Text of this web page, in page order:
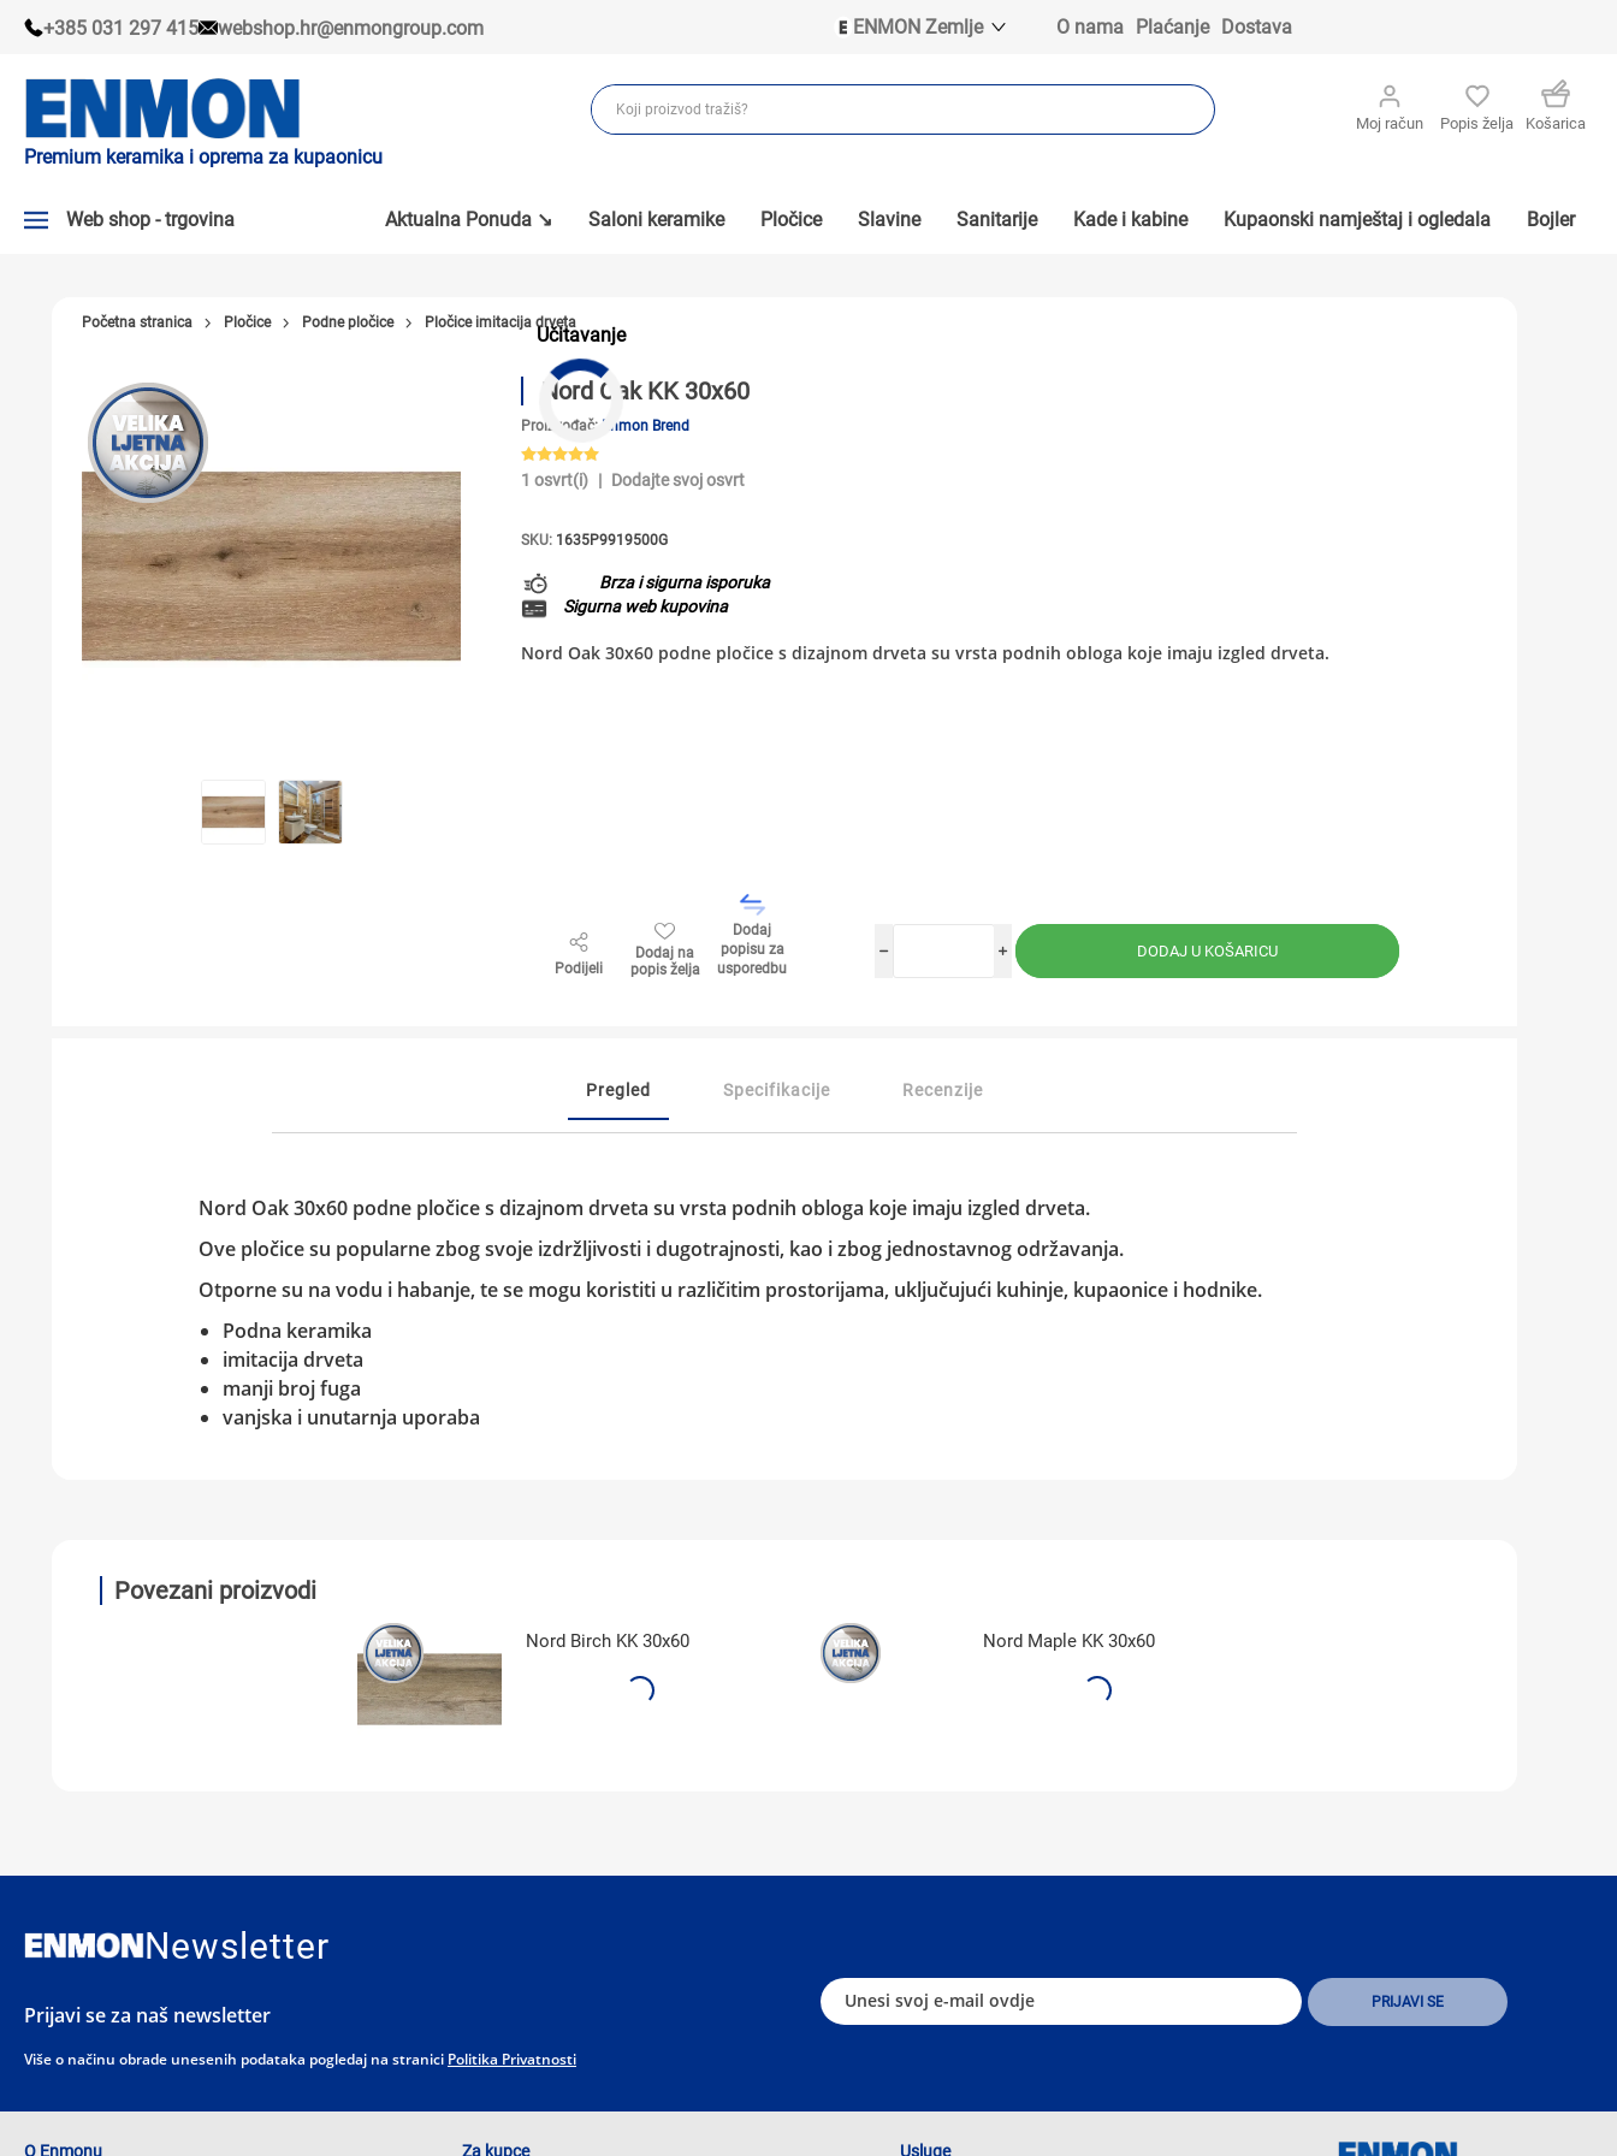
+385 031 297 415 webshop.hr@enmongroup.com
ENMON Zemlje
ENMON BIH
ENMON MKD
O nama Plaćanje Dostava
Premium keramika i oprema za kupaonicu
Moj račun Popis želja Košarica
Web shop - trgovina
SLAVINE
KADE I KABINE
SANITARIJE
TUŠEVI
BOJLER
KUPAONSKI NAMJEŠTAJ I OGLEDALA
Aktualna Ponuda ↘ Saloni keramike Pločice Slavine Sanitarije Kade i kabine Kupaonski namještaj i ogledala Bojler
Učitavanje
Početna stranica Pločice Podne pločice Pločice imitacija drveta
Nord Oak KK 30x60
Proizvođač: Enmon Brend
1 osvrt(i) | Dodajte svoj osvrt
SKU: 1635P9919500G
Brza i sigurna isporuka
Sigurna web kupovina
Nord Oak 30x60 podne pločice s dizajnom drveta su vrsta podnih obloga koje imaju izgled drveta.
Podijeli
Dodaj na
popis želja
Dodaj
popisu za
usporedbu
i
h
Pregled Specifikacije Recenzije
Nord Oak 30x60podne pločice s dizajnom drveta su vrsta podnih obloga koje imaju izgled drveta.
Ove pločice su popularne zbog svoje izdržljivosti i dugotrajnosti, kao i zbog jednostavnog održavanja.
Otporne su na vodu i habanje, te se mogu koristiti u različitim prostorijama, uključujući kuhinje, kupaonice i hodnike.
Podna keramika
imitacija drveta
manji broj fuga
vanjska i unutarnja uporaba
Povezani proizvodi
Nord Birch KK 30x60 Nord Maple KK 30x60
Newsletter
Prijavi se za naš newsletter
Više o načinu obrade unesenih podataka pogledaj na stranici Politika Privatnosti
O Enmonu Za kupce Usluge